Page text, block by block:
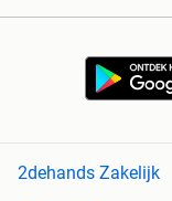
2dehands Zakelijk